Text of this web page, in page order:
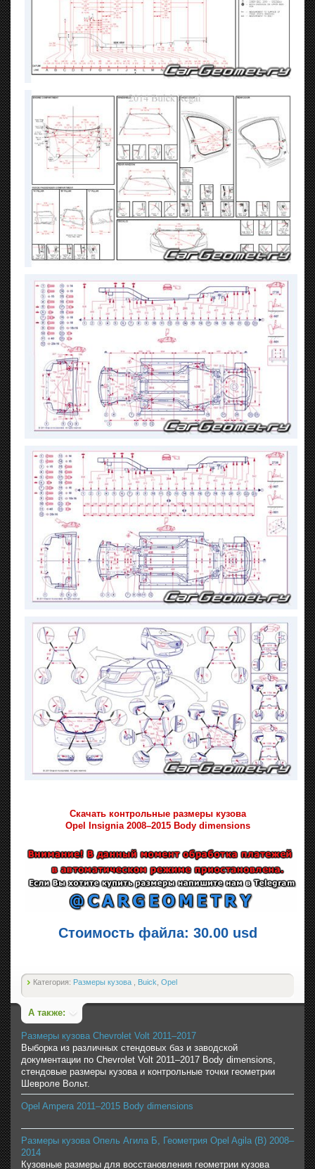
Скачать контрольные размеры кузова
Opel Insignia 2008–2015 Body dimensions
Стоимость файла: 30.00 usd
Категория: Размеры кузова Buick Opel
А также:
Размеры кузова Chevrolet Volt 2011–2017
Выборка из различных стендовых баз и заводской
документации по Chevrolet Volt 2011–2017 Body dimensions,
стендовые размеры кузова и контрольные точки геометрии
Шевроле Вольт.
Opel Ampera 2011–2015 Body dimensions
Размеры кузова Опель Агила Б, Геометрия Opel Agila (B) 2008–
2014
Кузовные размеры для восстановления геометрии кузова